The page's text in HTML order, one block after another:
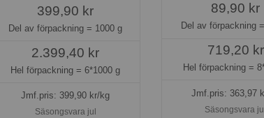
399,90 kr
Del av förpackning = 1000 g
2.399,40 kr
Hel förpackning =6*1000 g
Jmf.pris: 399,90 kr/kg
Säsongsvara jul
89,90 kr
Del av förpackning
719,20 kr
Hel förpackning =
Jmf.pris: 363,97
Säsongsvara